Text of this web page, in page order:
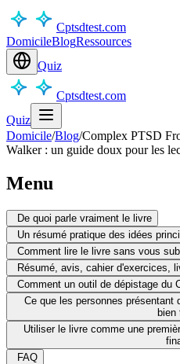
Cptsdtest.com
DomicileBlogRessources
Quiz
Cptsdtest.com
Quiz
Domicile/Blog/Complex PTSD
Walker : un guide doux pour les
Menu
De quoi parle vraiment le livre
Un résumé pratique des idées
Comment lire le livre sans vous
Résumé, avis, cahier d'exercices,
Comment un outil de dépistage du
Ce que les personnes présentant
bien
Utiliser le livre comme une
FAQ